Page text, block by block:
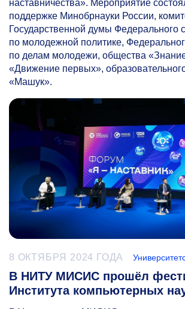
наставничества». Мероприятие
поддержке Минобрнауки России,
Государственной думы Федерального
по молодежной политике,
по делам молодежи, общества
«Движение первых»,
«Машук».
8 ОКТЯБРЯ 2024 ГОДА
В НИТУ МИСИС прошёл
Института компьютерных